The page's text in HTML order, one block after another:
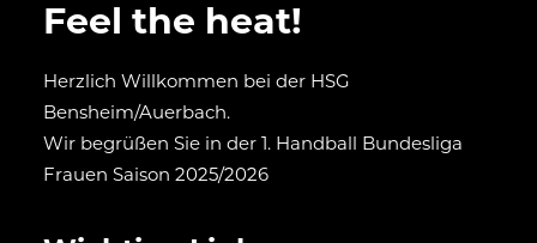
Feel the heat!
Herzlich Willkommen bei der HSG
Bensheim/Auerbach.
Wir begrüßen Sie in der 1. Handball Bundesliga
Frauen Saison 2025/2026